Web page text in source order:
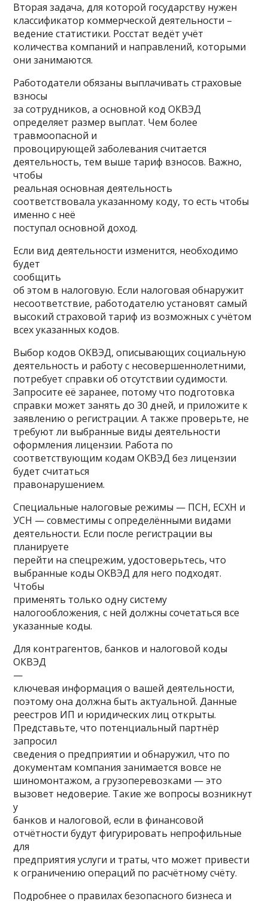
Вторая задача, для которой государству нужен
классификатор коммерческой деятельности –
ведение статистики. Росстат ведёт учёт
количества компаний и направлений, которыми
они занимаются.
Работодатели обязаны выплачивать страховые
взносы
за сотрудников, а основной код ОКВЭД
определяет размер выплат. Чем более
травмоопасной и
провоцирующей заболевания считается
деятельность, тем выше тариф взносов. Важно,
чтобы
реальная основная деятельность
соответствовала указанному коду, то есть чтобы
именно с неё
поступал основной доход.
Если вид деятельности изменится, необходимо
будет
сообщить
об этом в налоговую. Если налоговая обнаружит
несоответствие, работодателю установят самый
высокий страховой тариф из возможных с учётом
всех указанных кодов.
Выбор кодов ОКВЭД, описывающих социальную
деятельность и работу с несовершеннолетними,
потребует справки об отсутствии судимости.
Запросите её заранее, потому что подготовка
справки может занять до 30 дней, и приложите к
заявлению о регистрации. А также проверьте, не
требуют ли выбранные виды деятельности
оформления лицензии. Работа по
соответствующим кодам ОКВЭД без лицензии
будет считаться
правонарушением.
Специальные налоговые режимы — ПСН, ЕСХН и
УСН — совместимы с определёнными видами
деятельности. Если после регистрации вы
планируете
перейти на спецрежим, удостоверьтесь, что
выбранные коды ОКВЭД для него подходят.
Чтобы
применять только одну систему
налогообложения, с ней должны сочетаться все
указанные коды.
Для контрагентов, банков и налоговой коды
ОКВЭД
—
ключевая информация о вашей деятельности,
поэтому она должна быть актуальной. Данные
реестров ИП и юридических лиц открыты.
Представьте, что потенциальный партнёр
запросил
сведения о предприятии и обнаружил, что по
документам компания занимается вовсе не
шиномонтажом, а грузоперевозками — это
вызовет недоверие. Такие же вопросы возникнут
у
банков и налоговой, если в финансовой
отчётности будут фигурировать непрофильные
для
предприятия услуги и траты, что может привести
к ограничению операций по расчётному счёту.
Подробнее о правилах безопасного бизнеса и